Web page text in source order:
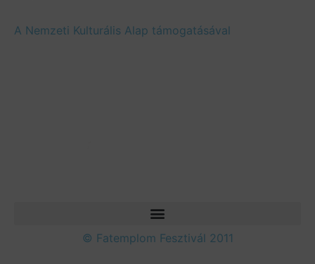
A Nemzeti Kulturális Alap támogatásával
© Fatemplom Fesztivál 2011